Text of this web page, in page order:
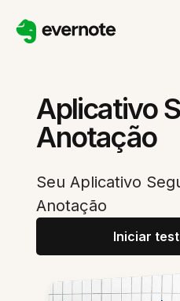
Aplicativo
Anotação
Seu Aplicativo
Anotação
Iniciar